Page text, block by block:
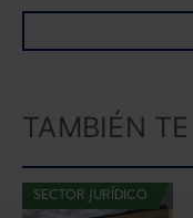
TAMBIÉN
SECTOR JURÍDICO